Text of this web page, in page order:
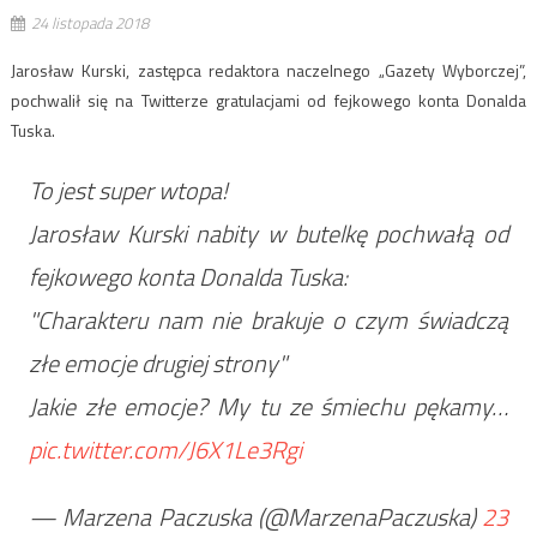
24 listopada 2018
Jarosław Kurski, zastępca redaktora naczelnego „Gazety Wyborczej”,
pochwalił się na Twitterze gratulacjami od fejkowego konta Donalda
Tuska.
To jest super wtopa!
Jarosław Kurski nabity w butelkę pochwałą od
fejkowego konta Donalda Tuska:
"Charakteru nam nie brakuje o czym świadczą
złe emocje drugiej strony"
Jakie złe emocje? My tu ze śmiechu pękamy…
pic.twitter.com/J6X1Le3Rgi
— Marzena Paczuska (@MarzenaPaczuska)23